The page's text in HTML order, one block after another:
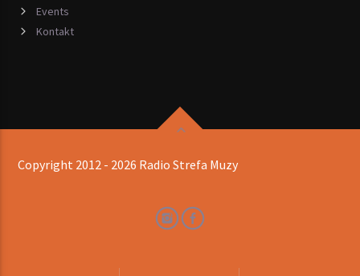
Events
Kontakt
Copyright 2012 - 2026 Radio Strefa Muzy